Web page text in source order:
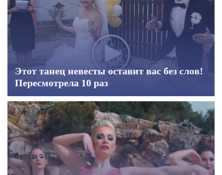
Этот танец невесты оставит вас без слов!
Пересмотрела 10 раз